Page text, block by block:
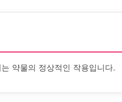
약물의 정상적인 작용입니다.